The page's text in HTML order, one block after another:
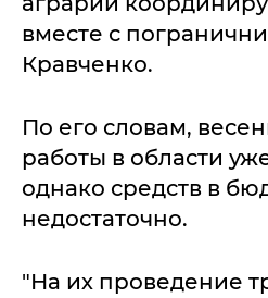
вместе с
Кравченко.
По его словам,
работы в области
однако средств в
недостаточно.
"На их проведение